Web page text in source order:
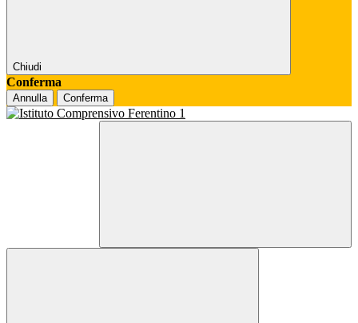
Chiudi
Conferma
Annulla Conferma